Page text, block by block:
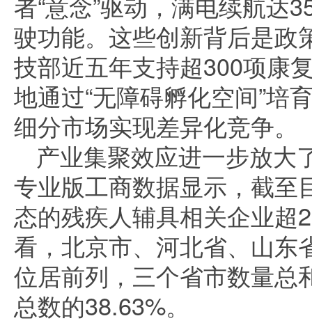
驶功能。这些创新背后是
技部近五年支持超300项康
地通过“无障碍孵化空间”培
细分市场实现差异化竞争。
产业集聚效应进一步放大
专业版工商数据显示，截至
态的残疾人辅具相关企业超
看，北京市、河北省、山东
位居前列，三个省市数量总
总数的38.63%。